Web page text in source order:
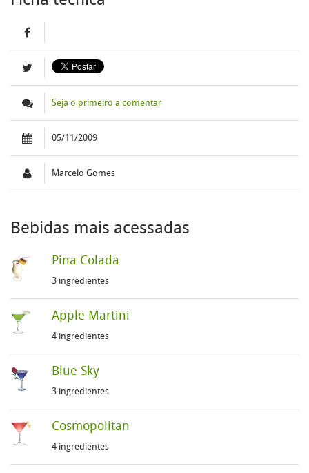
Seja o primeiro a comentar
05/11/2009
Marcelo Gomes
Bebidas mais acessadas
Pina Colada
3 ingredientes
Apple Martini
4 ingredientes
Blue Sky
3 ingredientes
Cosmopolitan
4 ingredientes